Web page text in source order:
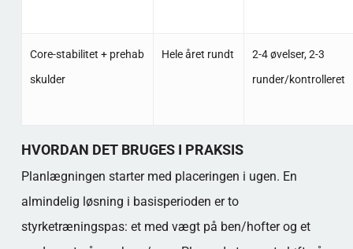
Core-stabilitet + prehab
skulder
Hele året rundt
2-4 øvelser, 2-3
runder/kontrolleret
HVORDAN DET BRUGES I PRAKSIS
Planlægningen starter med placeringen i ugen. En
almindelig løsning i basisperioden er to
styrketræningspas: et med vægt på ben/hofter og et